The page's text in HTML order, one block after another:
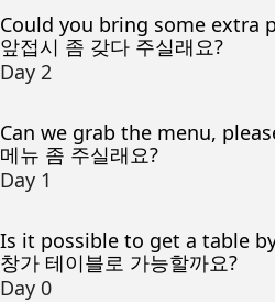
Could you bring some extra
앞접시 좀 갖다 주실래요?
Day 2
Can we grab the menu,
메뉴 좀 주실래요?
Day 1
Is it possible to get a table
창가 테이블로 가능할까요?
Day 0